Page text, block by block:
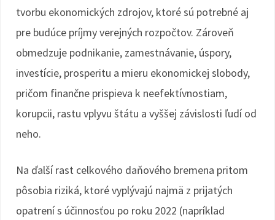
tvorbu ekonomických zdrojov, ktoré sú potrebné aj
pre budúce príjmy verejných rozpočtov. Zároveň
obmedzuje podnikanie, zamestnávanie, úspory,
investície, prosperitu a mieru ekonomickej slobody,
pričom finančne prispieva k neefektívnostiam,
korupcii, rastu vplyvu štátu a vyššej závislosti ľudí od
neho.
Na ďalší rast celkového daňového bremena pritom
pôsobia riziká, ktoré vyplývajú najmä z prijatých
opatrení s účinnosťou po roku 2022 (napríklad